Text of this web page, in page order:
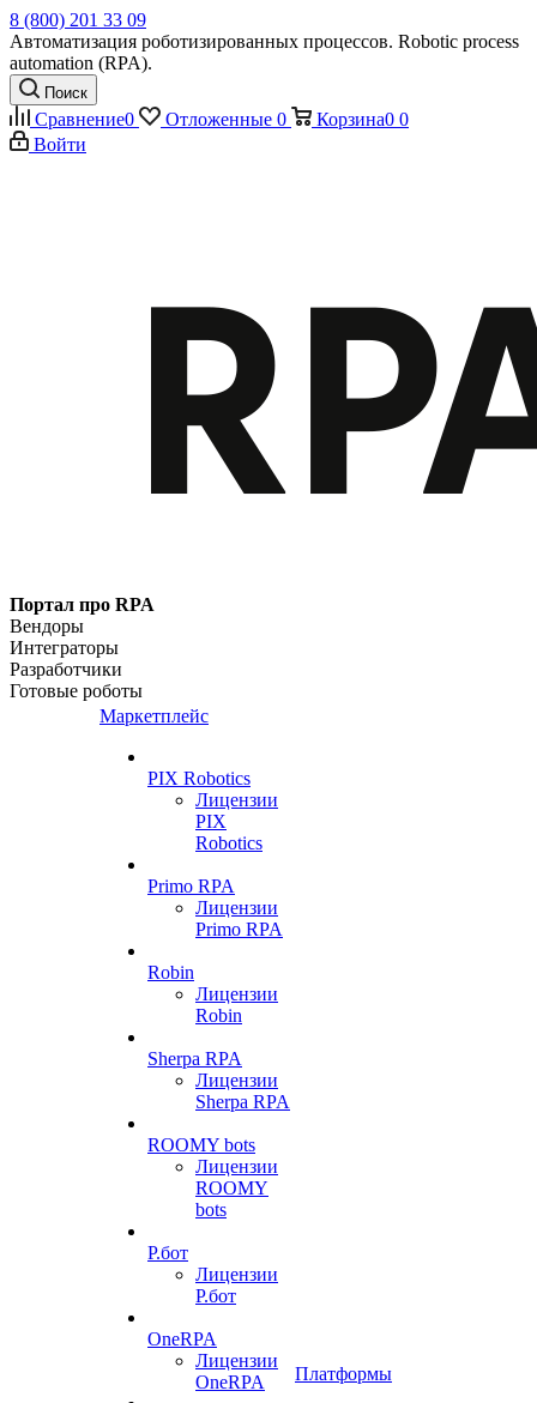
8 (800) 201 33 09
Автоматизация роботизированных процессов. Robotic process
automation (RPA).
Поиск
Сравнение0 Отложенные 0 Корзина0 0
Войти
Портал про RPA
Вендоры
Интеграторы
Разработчики
Готовые роботы
Маркетплейс
PIX Robotics
Лицензии
PIX
Robotics
Primo RPA
Лицензии
Primo RPA
Robin
Лицензии
Robin
Sherpa RPA
Лицензии
Sherpa RPA
ROOMY bots
Лицензии
ROOMY
bots
Р.бот
Лицензии
Р.бот
OneRPA
Лицензии
OneRPA
Платформы